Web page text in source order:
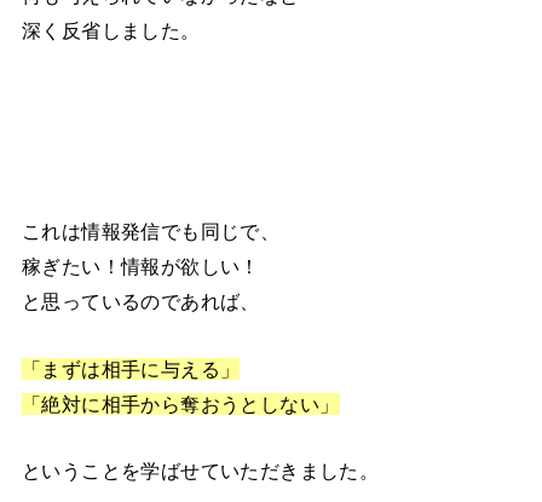
深く反省しました。
これは情報発信でも同じで、
稼ぎたい！情報が欲しい！
と思っているのであれば、
「まずは相手に与える」
「絶対に相手から奪おうとしない」
ということを学ばせていただきました。